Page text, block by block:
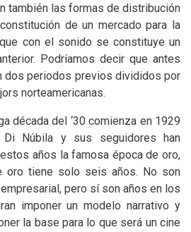
también las formas de distribución
de un mercado para la
con el sonido se constituye un
Podríamos decir que antes
dos periodos previos divididos por
norteamericanas.
década del ‘30 comienza en 1929
Núbila y sus seguidores han
años la famosa época de oro,
oro tiene solo seis años. No son
pero sí son años en los
imponer un modelo narrativo y
la base para lo que será un cine